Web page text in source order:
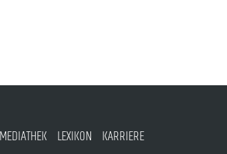
MEDIATHEK LEXIKON KARRIERE